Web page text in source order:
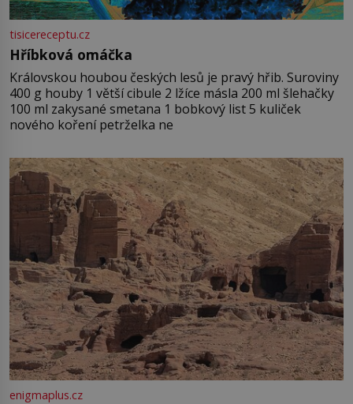
tisicereceptu.cz
Hříbková omáčka
Královskou houbou českých lesů je pravý hřib. Suroviny
400 g houby 1 větší cibule 2 lžíce másla 200 ml šlehačky
100 ml zakysané smetana 1 bobkový list 5 kuliček
nového koření petrželka ne
enigmaplus.cz